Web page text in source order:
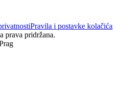
Pravila i postavke kolačića
prava pridržana.